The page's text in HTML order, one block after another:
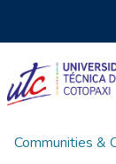
Communities &
Home